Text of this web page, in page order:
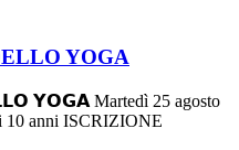
YOGA
𝗬𝗢𝗚𝗔 Martedì 25 agosto
10 anni ISCRIZIONE